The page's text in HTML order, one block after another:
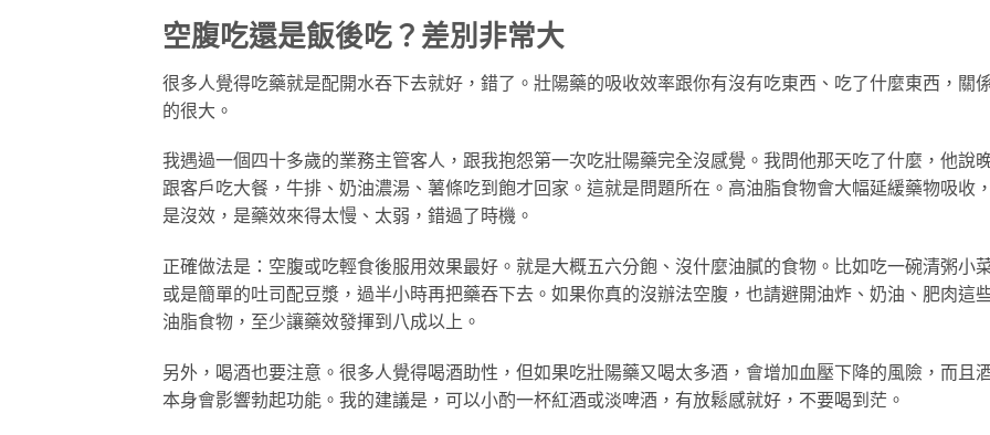
空腹吃還是飯後吃？差別非常大
很多人覺得吃藥就是配開水吞下去就好，錯了。壯陽藥的吸收效率跟你有沒有吃東西、吃了什麼東西，關
的很大。
我遇過一個四十多歲的業務主管客人，跟我抱怨第一次吃壯陽藥完全沒感覺。我問他那天吃了什麼，他說
跟客戶吃大餐，牛排、奶油濃湯、薯條吃到飽才回家。這就是問題所在。高油脂食物會大幅延緩藥物吸收
是沒效，是藥效來得太慢、太弱，錯過了時機。
正確做法是：空腹或吃輕食後服用效果最好。就是大概五六分飽、沒什麼油膩的食物。比如吃一碗清粥小
或是簡單的吐司配豆漿，過半小時再把藥吞下去。如果你真的沒辦法空腹，也請避開油炸、奶油、肥肉這
油脂食物，至少讓藥效發揮到八成以上。
另外，喝酒也要注意。很多人覺得喝酒助性，但如果吃壯陽藥又喝太多酒，會增加血壓下降的風險，而且
本身會影響勃起功能。我的建議是，可以小酌一杯紅酒或淡啤酒，有放鬆感就好，不要喝到茫。